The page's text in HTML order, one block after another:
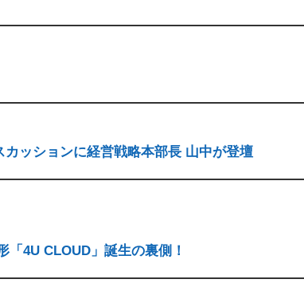
ッションに経営戦略本部長 山中が登壇
4U CLOUD」誕生の裏側！